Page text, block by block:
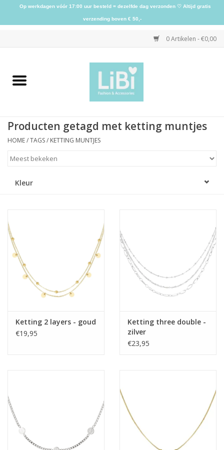
0 Artikelen - €0,00
Home
Schoenen
Home deco
SALE
Producten getagd met ketting muntjes
HOME/TAGS/ KETTING MUNTJES
Kleur
Ketting 2 layers - goud
€19,95
Ketting three double -
zilver
€23,95
Op werkdagen vóór 17:00 uur besteld = dezelfde dag verzonden ♡ Altijd gratis
verzending boven € 50,-